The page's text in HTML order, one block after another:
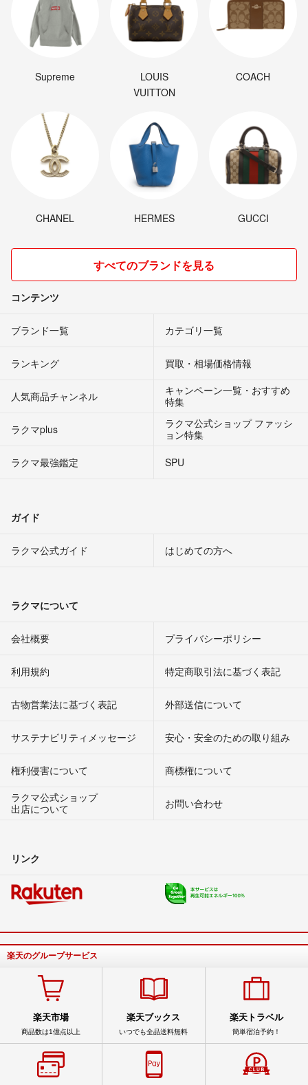
Supreme
LOUIS
VUITTON
COACH
CHANEL HERMES GUCCI
すべてのブランドを見る
コンテンツ
ブランド一覧 カテゴリ一覧
ランキング 買取・相場価格情報
人気商品チャンネル
キャンペーン一覧・おすすめ
特集
ラクマplus
ラクマ公式ショップ ファッシ
ョン特集
ラクマ最強鑑定
SPU
ガイド
ラクマ公式ガイド はじめての方へ
ラクマについて
会社概要 プライバシーポリシー
利用規約 特定商取引法に基づく表記
古物営業法に基づく表記 外部送信について
サステナビリティメッセージ 安心・安全のための取り組み
権利侵害について
商標権について
ラクマ公式ショップ
出店について
お問い合わせ
リンク
楽天のグループサービス
楽天市場
商品数は1億点以上
楽天ブックス
いつでも全品送料無料
楽天トラベル
簡単宿泊予約！